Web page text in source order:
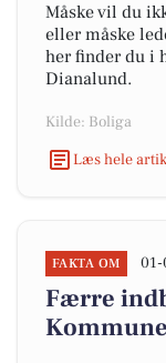
Måske vil du
eller måske
her finder du i
Dianalund.
Kilde: Boliga
Læs hele
FAKTA OM
Færre